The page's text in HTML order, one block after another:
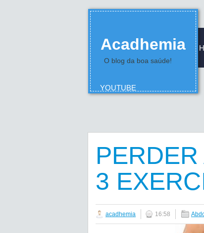
Acadhemia
O blog da boa saúde!
YOUTUBE
3
acadhemia 16:58